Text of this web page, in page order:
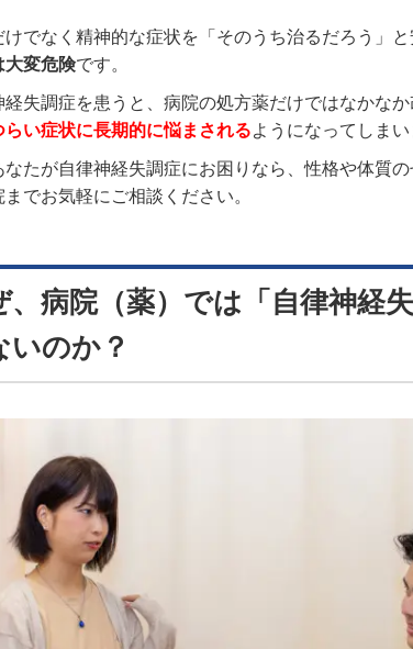
けでなく精神的な症状を「そのうち治るだろう」と
大変危険です。
経失調症を患うと、病院の処方薬だけではなかな
らい症状に長期的に悩まされるようになってしまい
なたが自律神経失調症にお困りなら、性格や体質
までお気軽にご相談ください。
、病院（薬）では「自律神経
いのか？